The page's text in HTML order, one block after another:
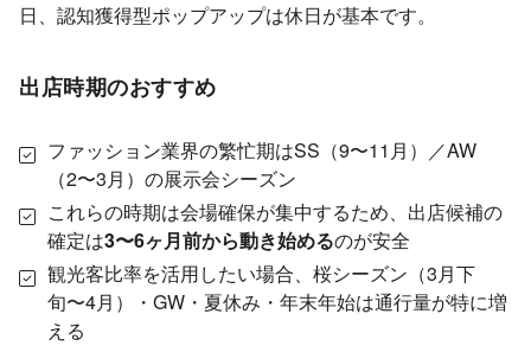
日、認知獲得型ポップアップは休日が基本です。
出店時期のおすすめ
ファッション業界の繁忙期はSS（9〜11月）／AW
（2〜3月）の展示会シーズン
これらの時期は会場確保が集中するため、出店候補の
確定は3〜6ヶ月前から動き始めるのが安全
観光客比率を活用したい場合、桜シーズン（3月下
旬〜4月）・GW・夏休み・年末年始は通行量が特に増
える